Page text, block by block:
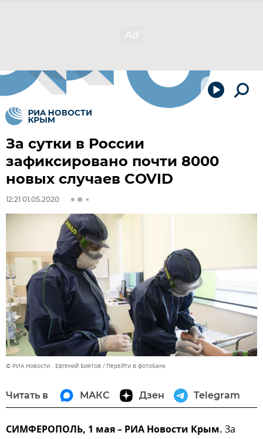
За сутки в России
зафиксировано почти 8000
новых случаев COVID
12:21 01.05.2020
© РИА Новости . Евгений Биятов Перейти в фотобанк
Читать в МАКС Дзен Telegram
СИМФЕРОПОЛЬ, 1 мая – РИА Новости Крым. За